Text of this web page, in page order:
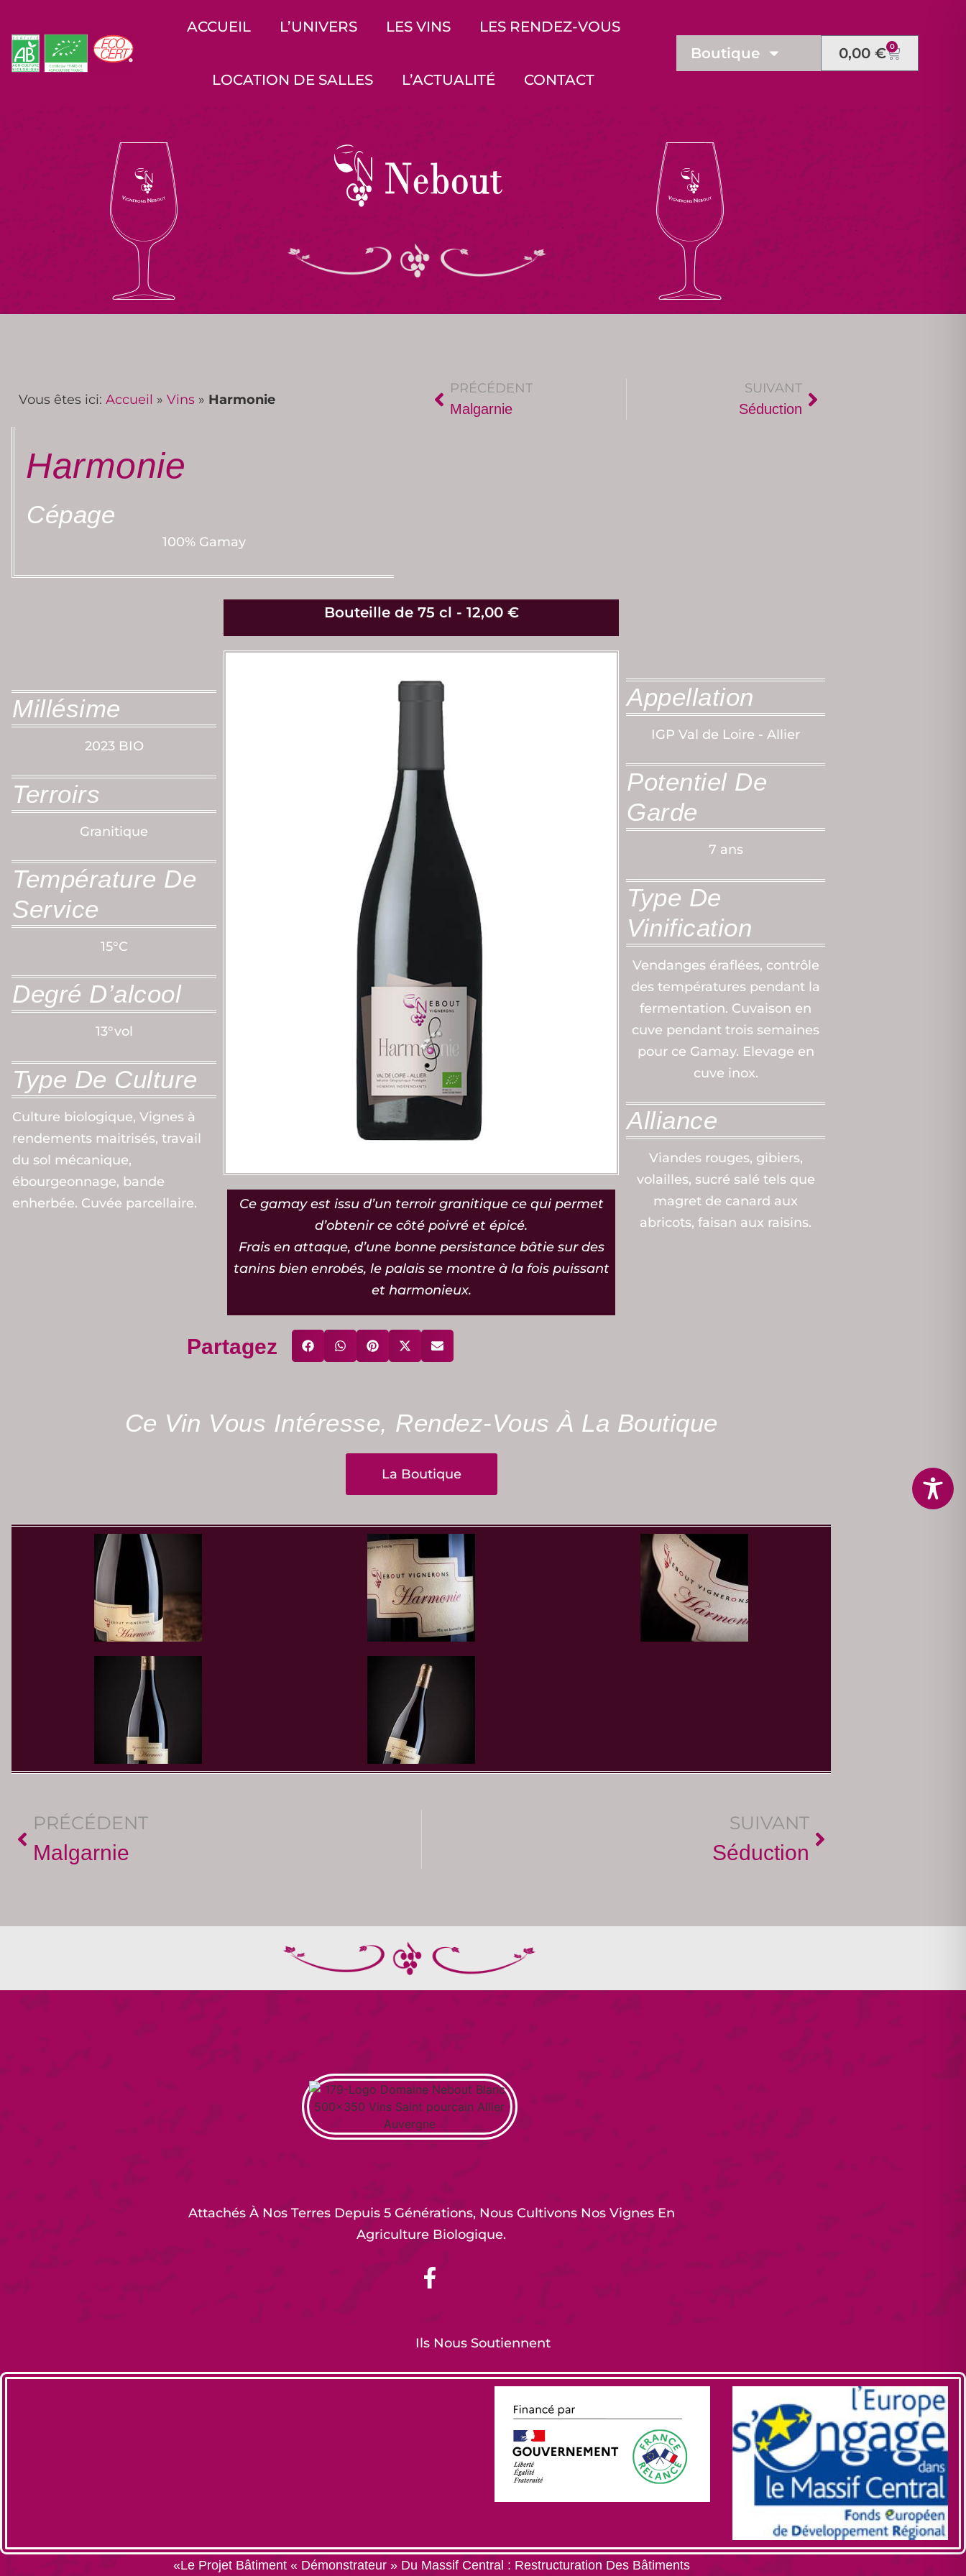
ACCUEIL L’UNIVERS LES VINS LES RENDEZ-VOUS
LOCATION DE SALLES L’ACTUALITÉ CONTACT
Boutique 0,00€ 0
Vous êtes ici: Accueil » Vins » Harmonie
PRÉCÉDENT
Malgarnie
SUIVANT
Séduction
Harmonie
Cépage
100% Gamay
Millésime
2023 BIO
Terroirs
Granitique
Température De
Service
15°C
Degré D’alcool
13°vol
Type De Culture
Culture biologique, Vignes à
rendements maitrisés, travail
du sol mécanique,
ébourgeonnage, bande
enherbée. Cuvée parcellaire.
Bouteille de 75 cl - 12,00 €
Ce gamay est issu d’un terroir granitique ce qui permet
d’obtenir ce côté poivré et épicé.
Frais en attaque, d’une bonne persistance bâtie sur des
tanins bien enrobés, le palais se montre à la fois puissant
et harmonieux.
Appellation
IGP Val de Loire - Allier
Potentiel De
Garde
7 ans
Type De
Vinification
Vendanges éraflées, contrôle
des températures pendant la
fermentation. Cuvaison en
cuve pendant trois semaines
pour ce Gamay. Elevage en
cuve inox.
Alliance
Viandes rouges, gibiers,
volailles, sucré salé tels que
magret de canard aux
abricots, faisan aux raisins.
Partagez
Ce Vin Vous Intéresse, Rendez-Vous À La Boutique
La Boutique
PRÉCÉDENT
Malgarnie
SUIVANT
Séduction
Attachés À Nos Terres Depuis 5 Générations, Nous Cultivons Nos Vignes En
Agriculture Biologique.
Ils Nous Soutiennent
«Le Projet Bâtiment « Démonstrateur » Du Massif Central : Restructuration Des Bâtiments